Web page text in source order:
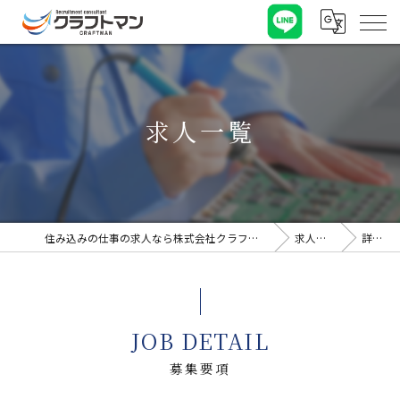
求人一覧
住み込みの仕事の求人なら株式会社クラフトマン 求人一覧 詳細
募集要項
JOB DETAIL